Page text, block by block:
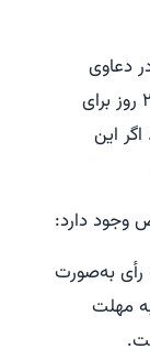
دعاوی
حقوقی و کیفری محدود است (معمولاً ۲۰ روز برای
این
وجود دارد:
به‌صورت
مهلت